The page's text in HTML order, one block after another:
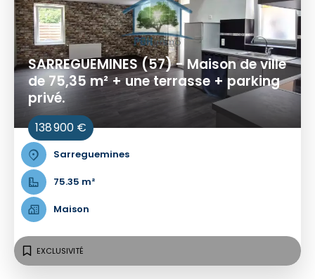
SARREGUEMINES (57) - Maison de ville
de 75,35 m² + une terrasse + parking
privé.
138 900 €
Sarreguemines
75.35 m²
Maison
EXCLUSIVITÉ